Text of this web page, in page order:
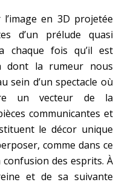
en 3D projetée
d’un prélude quasi
chaque fois qu’il est
dont la rumeur nous
sein d’un spectacle où
un vecteur de la
communicantes et
le décor unique
comme dans ce
des esprits. À
et de sa suivante